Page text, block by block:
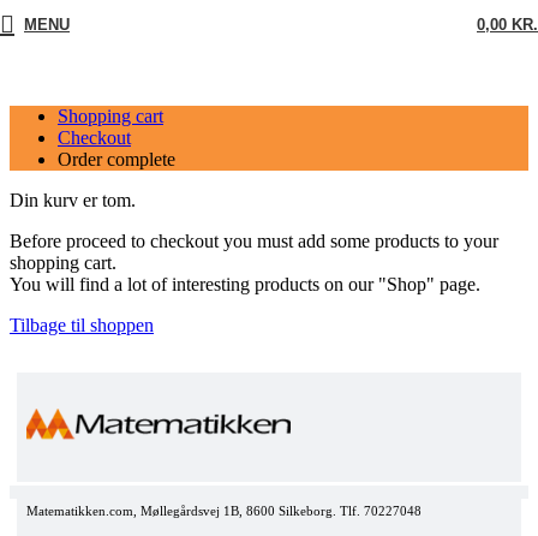
MENU 0,00 KR.
Shopping cart
Checkout
Order complete
Din kurv er tom.
Before proceed to checkout you must add some products to your
shopping cart.
You will find a lot of interesting products on our "Shop" page.
Tilbage til shoppen
Matematikken.com, Møllegårdsvej 1B, 8600 Silkeborg. Tlf. 70227048